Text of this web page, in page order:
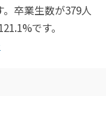
卒業生数が379人
です。